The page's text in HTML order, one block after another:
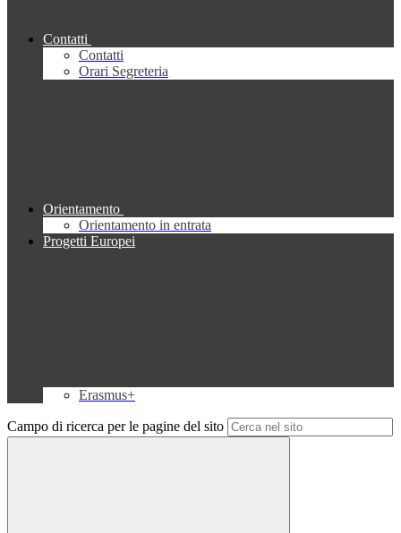
Contatti
Contatti
Orari Segreteria
Orientamento
Orientamento in entrata
Progetti Europei
Erasmus+
Campo di ricerca per le pagine del sito